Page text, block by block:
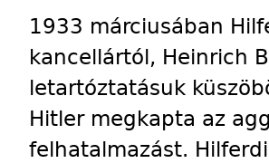
1933 márciusában
kancellártól, Heinrich
letartóztatásuk
Hitler megkapta az
felhatalmazást.